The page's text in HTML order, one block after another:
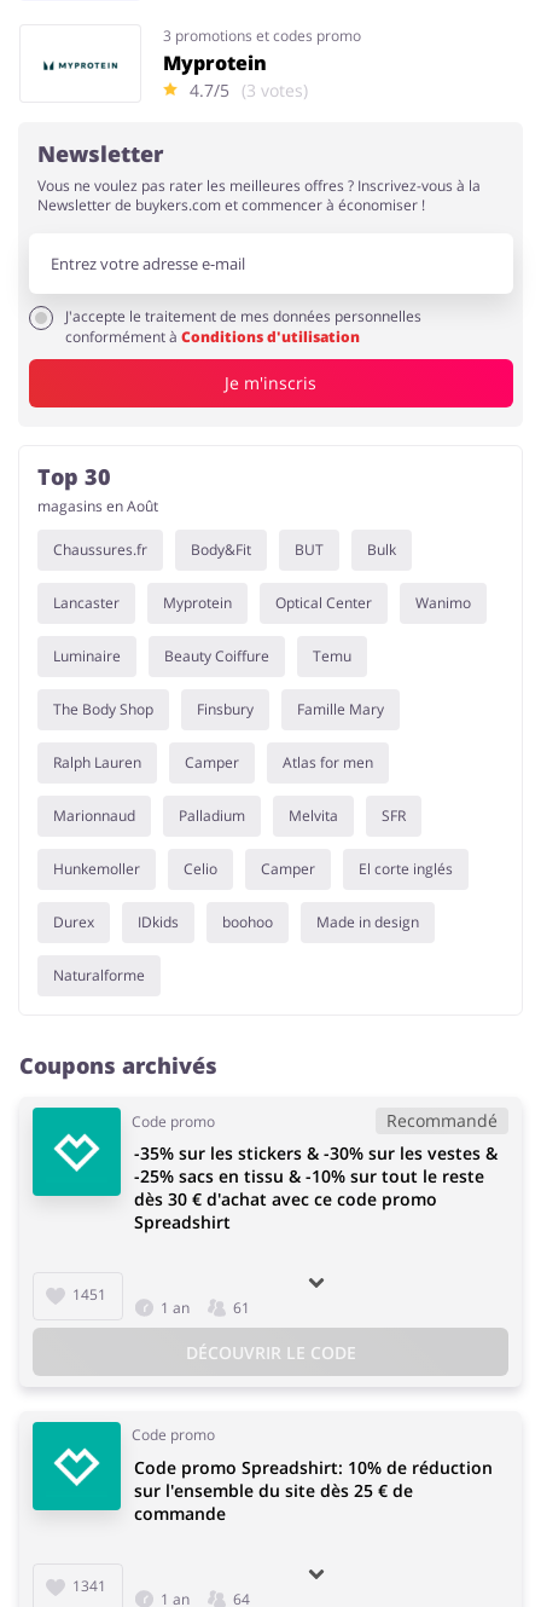
3 promotions et codes promo
Myprotein
4.7/5 (3 votes)
Newsletter
Vous ne voulez pas rater les meilleures offres ? Inscrivez-vous à la
Newsletter de buykers.com et commencer à économiser !
J'accepte le traitement de mes données personnelles
conformément à Conditions d'utilisation
Je m'inscris
Top 30
magasins en Août
Chaussures.fr Body&Fit BUT Bulk
Lancaster Myprotein Optical Center Wanimo
Luminaire Beauty Coiffure Temu
The Body Shop Finsbury Famille Mary
Ralph Lauren Camper Atlas for men
Marionnaud Palladium Melvita SFR
Hunkemoller Celio Camper El corte inglés
Durex IDkids boohoo Made in design
Naturalforme
Coupons archivés
Code promo Recommandé
1451
-35% sur les stickers & -30% sur les vestes &
-25% sacs en tissu & -10% sur tout le reste
dès 30 € d'achat avec ce code promo
Spreadshirt
1 an 61
DÉCOUVRIR LE CODE
Code promo
1341
Code promo Spreadshirt: 10% de réduction
sur l'ensemble du site dès 25 € de
commande
1 an 64